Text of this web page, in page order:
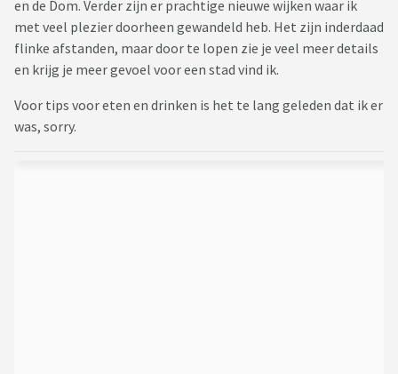
en de Dom. Verder zijn er prachtige nieuwe wijken waar ik
met veel plezier doorheen gewandeld heb. Het zijn inderdaad
flinke afstanden, maar door te lopen zie je veel meer details
en krijg je meer gevoel voor een stad vind ik.
Voor tips voor eten en drinken is het te lang geleden dat ik er
was, sorry.